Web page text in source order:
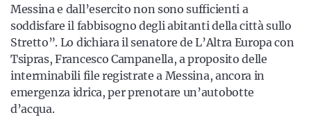
Messina e dall’esercito non sono sufficienti a
soddisfare il fabbisogno degli abitanti della città sullo
Stretto”. Lo dichiara il senatore de L’Altra Europa con
Tsipras, Francesco Campanella, a proposito delle
interminabili file registrate a Messina, ancora in
emergenza idrica, per prenotare un’autobotte
d’acqua.